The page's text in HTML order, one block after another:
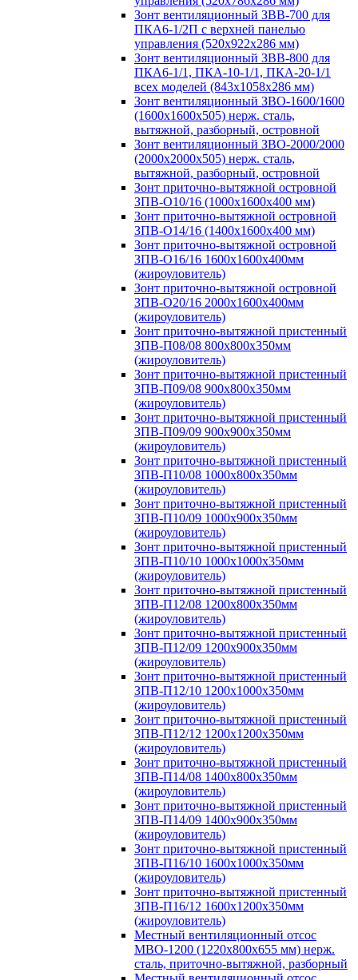
Зонт вентиляционный ЗВВ-700 для
ПКА6-1/2П с верхней панелью
управления (520х922х286 мм)
Зонт вентиляционный ЗВВ-800 для
ПКА6-1/1, ПКА-10-1/1, ПКА-20-1/1
всех моделей (843х1058х286 мм)
Зонт вентиляционный ЗВО-1600/1600
(1600х1600х505) нерж. сталь,
вытяжной, разборный, островной
Зонт вентиляционный ЗВО-2000/2000
(2000х2000х505) нерж. сталь,
вытяжной, разборный, островной
Зонт приточно-вытяжной островной
ЗПВ-О10/16 (1000х1600х400 мм)
Зонт приточно-вытяжной островной
ЗПВ-О14/16 (1400х1600х400 мм)
Зонт приточно-вытяжной островной
ЗПВ-О16/16 1600х1600х400мм
(жироуловитель)
Зонт приточно-вытяжной островной
ЗПВ-О20/16 2000х1600х400мм
(жироуловитель)
Зонт приточно-вытяжной пристенный
ЗПВ-П08/08 800х800х350мм
(жироуловитель)
Зонт приточно-вытяжной пристенный
ЗПВ-П09/08 900х800х350мм
(жироуловитель)
Зонт приточно-вытяжной пристенный
ЗПВ-П09/09 900х900х350мм
(жироуловитель)
Зонт приточно-вытяжной пристенный
ЗПВ-П10/08 1000х800х350мм
(жироуловитель)
Зонт приточно-вытяжной пристенный
ЗПВ-П10/09 1000х900х350мм
(жироуловитель)
Зонт приточно-вытяжной пристенный
ЗПВ-П10/10 1000х1000х350мм
(жироуловитель)
Зонт приточно-вытяжной пристенный
ЗПВ-П12/08 1200х800х350мм
(жироуловитель)
Зонт приточно-вытяжной пристенный
ЗПВ-П12/09 1200х900х350мм
(жироуловитель)
Зонт приточно-вытяжной пристенный
ЗПВ-П12/10 1200х1000х350мм
(жироуловитель)
Зонт приточно-вытяжной пристенный
ЗПВ-П12/12 1200х1200х350мм
(жироуловитель)
Зонт приточно-вытяжной пристенный
ЗПВ-П14/08 1400х800х350мм
(жироуловитель)
Зонт приточно-вытяжной пристенный
ЗПВ-П14/09 1400х900х350мм
(жироуловитель)
Зонт приточно-вытяжной пристенный
ЗПВ-П16/10 1600х1000х350мм
(жироуловитель)
Зонт приточно-вытяжной пристенный
ЗПВ-П16/12 1600х1200х350мм
(жироуловитель)
Местный вентиляционный отсос
МВО-1200 (1220х800х655 мм) нерж.
сталь, приточно-вытяжной, разборный